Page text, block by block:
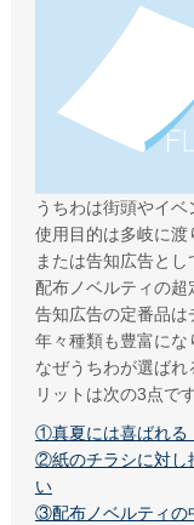
よくあるご質問
お役立ちブログ
特集で探す
物件情報関係
各種展示会用
大学法人・専門
飲食店集客用
暑中見舞いご挨拶
イベント向け特集
無地うちわ
うちわは街頭やイベ
使用目的は多岐に渡
または告知広告とし
配布ノベルティの超
告知広告の定番品
年々種類も豊富に
なぜうちわが選ばれ
リットは次の3点です
①真夏には喜ばれる
②紙のチラシに対し
い
③配布ノベルティの